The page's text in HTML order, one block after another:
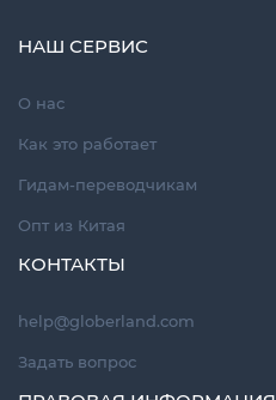
НАШ СЕРВИС
О нас
Как это работает
Гидам-переводчикам
Опт из Китая
КОНТАКТЫ
help@globerland.com
Задать вопрос